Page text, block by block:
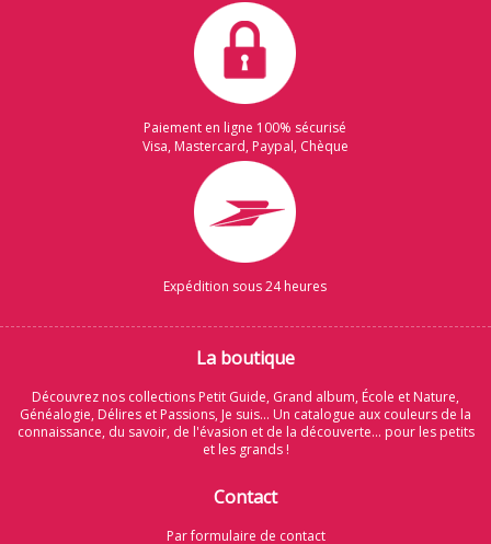
Paiement en ligne 100% sécurisé
Visa, Mastercard, Paypal, Chèque
Expédition sous 24 heures
La boutique
Découvrez nos collections Petit Guide, Grand album, École et Nature,
Généalogie, Délires et Passions, Je suis... Un catalogue aux couleurs de la
connaissance, du savoir, de l'évasion et de la découverte... pour les petits
et les grands !
Contact
Par formulaire de contact